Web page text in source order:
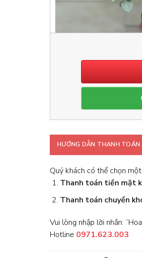
HƯỚNG DẪN THANH TOÁN
Quý khách có thể chọn
Thanh toán tiền mặt
Thanh toán chuyển
Vui lòng nhập lời nhắn:
Hotline 0971.623.003